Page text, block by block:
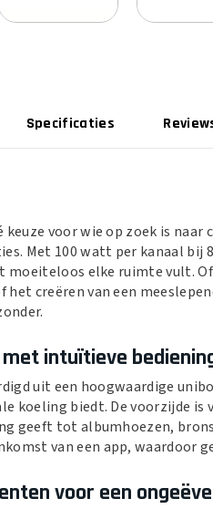
Specificaties
keuze voor wie op zoek is
Met 100 watt per kanaal bij
moeiteloos elke ruimte vult.
het creëren van een
intuïtieve
uit een hoogwaardige
koeling biedt. De voorzijde is
geeft tot albumhoezen,
van een app, waardoor
voor een